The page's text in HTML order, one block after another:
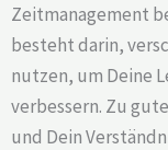
Zeitmanagement
besteht darin,
nutzen, um Deine
verbessern. Zu
und Dein